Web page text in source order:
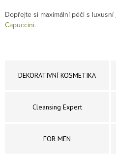
Dopřejte si maximální péči s luxusní
Capuccini.
DEKORATIVNÍ KOSMETIKA
Cleansing Expert
FOR MEN